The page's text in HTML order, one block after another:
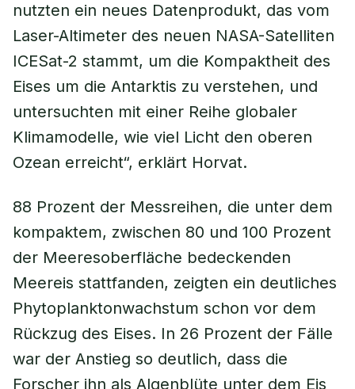
nutzten ein neues Datenprodukt, das vom
Laser-Altimeter des neuen NASA-Satelliten
ICESat-2 stammt, um die Kompaktheit des
Eises um die Antarktis zu verstehen, und
untersuchten mit einer Reihe globaler
Klimamodelle, wie viel Licht den oberen
Ozean erreicht“, erklärt Horvat.
88 Prozent der Messreihen, die unter dem
kompaktem, zwischen 80 und 100 Prozent
der Meeresoberfläche bedeckenden
Meereis stattfanden, zeigten ein deutliches
Phytoplanktonwachstum schon vor dem
Rückzug des Eises. In 26 Prozent der Fälle
war der Anstieg so deutlich, dass die
Forscher ihn als Algenblüte unter dem Eis